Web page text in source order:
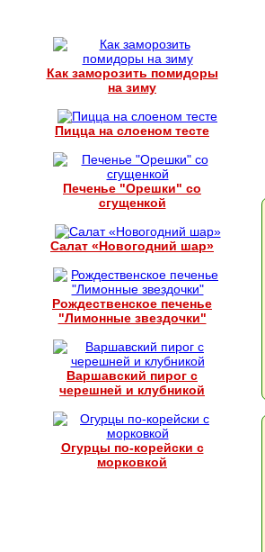
Как заморозить помидоры
на зиму
Пицца на слоеном тесте
Печенье "Орешки" со
сгущенкой
Салат «Новогодний шар»
Рождественское печенье
"Лимонные звездочки"
Варшавский пирог с
черешней и клубникой
Огурцы по-корейски с
морковкой